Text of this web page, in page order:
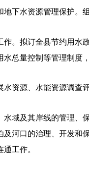
下水资源管理保护。
作。拟订全县节约用
总量控制等管理制度
水资源、水能资源调查
水域及其岸线的管理
及河口的治理、开发和
工作。